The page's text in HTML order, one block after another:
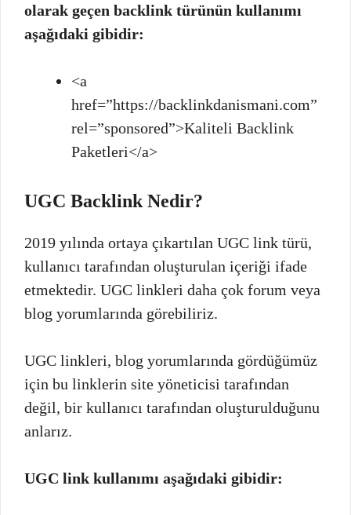
olarak geçen backlink türünün kullanımı
aşağıdaki gibidir:
<a
href=”https://backlinkdanismani.com”
rel=”sponsored”>Kaliteli Backlink
Paketleri</a>
UGC Backlink Nedir?
2019 yılında ortaya çıkartılan UGC link türü,
kullanıcı tarafından oluşturulan içeriği ifade
etmektedir. UGC linkleri daha çok forum veya
blog yorumlarında görebiliriz.
UGC linkleri, blog yorumlarında gördüğümüz
için bu linklerin site yöneticisi tarafından
değil, bir kullanıcı tarafından oluşturulduğunu
anlarız.
UGC link kullanımı aşağıdaki gibidir: